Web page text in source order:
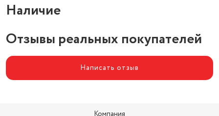
Наличие
Отзывы реальных покупателей
Написать отзыв
Компания